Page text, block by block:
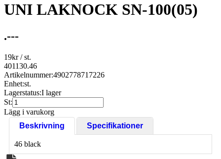
UNI LAKNOCK SN-100(05)
.---
19kr/ st.
401130.46
Artikelnummer:4902778717226
Enhet:st.
Lagerstatus:I lager
St:
Lägg i varukorg
Beskrivning
Specifikationer
46 black